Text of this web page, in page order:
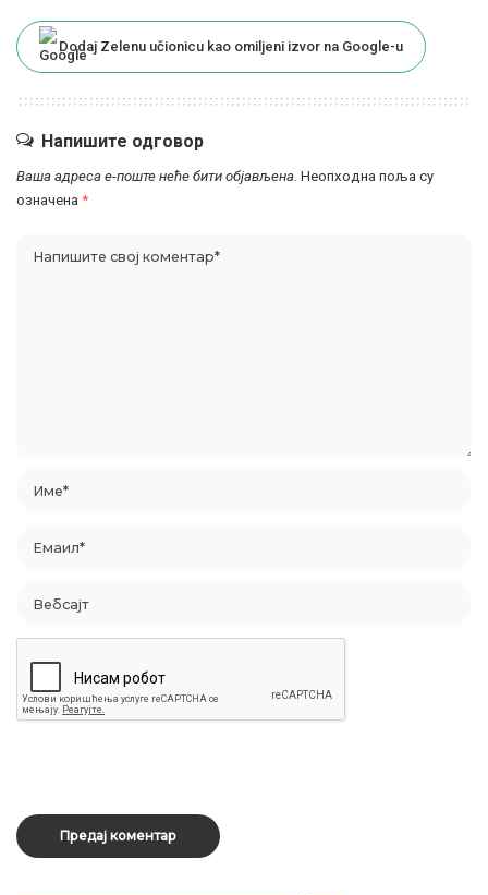
Dodaj Zelenu učionicu kao omiljeni izvor na Google-u
Напишите одговор
Ваша адреса е-поште неће бити објављена. Неопходна поља су
означена *